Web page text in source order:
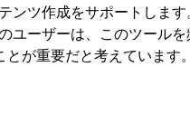
ンツ作成をサポートします
ユーザーは、このツール
とが重要だと考えています